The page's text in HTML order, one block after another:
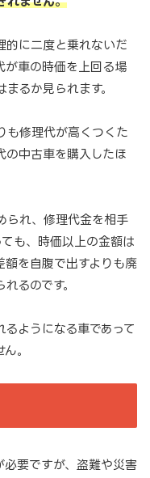
的に二度と乗れないだ
が車の時価を上回る場
るか見られます。
も修理代が高くつくた
の中古車を購入したほ
られ、修理代金を相手
も、時価以上の金額は
額を自腹で出すよりも廃
るのです。
ようになる車であって
。
要ですが、盗難や災害